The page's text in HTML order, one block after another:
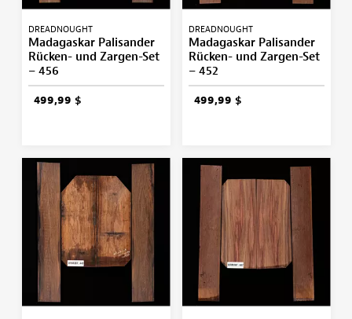
DREADNOUGHT
Madagaskar Palisander
Rücken- und Zargen-Set
– 456
499,99 $
DREADNOUGHT
Madagaskar Palisander
Rücken- und Zargen-Set
– 452
499,99 $